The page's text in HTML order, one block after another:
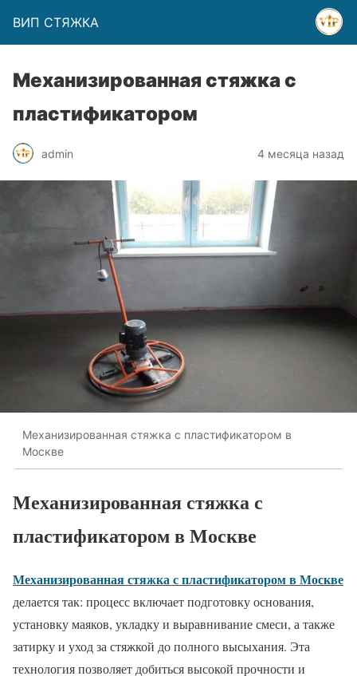
ВИП СТЯЖКА
Механизированная стяжка с
пластификатором
admin 4 месяца назад
Механизированная стяжка с пластификатором в
Москве
Механизированная стяжка с
пластификатором в Москве
Механизированная стяжка с пластификатором в Москве
делается так: процесс включает подготовку основания,
установку маяков, укладку и выравнивание смеси, а также
затирку и уход за стяжкой до полного высыхания. Эта
технология позволяет добиться высокой прочности и